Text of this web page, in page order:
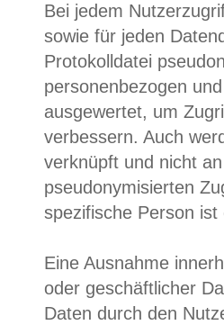
Bei jedem
sowie für jeden
Protokolldatei
personenbezogen
ausgewertet, um
verbessern. Auch
verknüpft und nicht
pseudonymisierten
spezifische Person
Eine Ausnahme
oder geschäftlicher
Daten durch den